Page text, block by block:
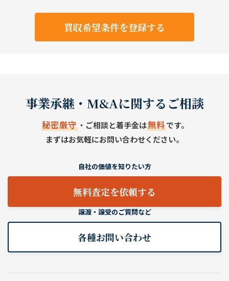
買収希望条件を登録する
事業承継・M&Aに関するご相談
秘密厳守・ご相談と着手金は無料です。
まずはお気軽にお問い合わせください。
自社の価値を知りたい方
無料査定を依頼する
譲渡・譲受のご質問など
各種お問い合わせ